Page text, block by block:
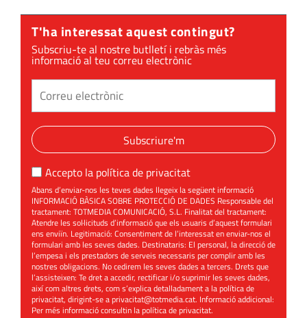
T'ha interessat aquest contingut?
Subscriu-te al nostre butlletí i rebràs més
informació al teu correu electrònic
Subscriure'm
Accepto la política de privacitat
Abans d’enviar-nos les teves dades llegeix la següent informació
INFORMACIÓ BÀSICA SOBRE PROTECCIÓ DE DADES Responsable del
tractament: TOTMEDIA COMUNICACIÓ, S.L. Finalitat del tractament:
Atendre les sol·licituds d’informació que els usuaris d’aquest formulari
ens enviïn. Legitimació: Consentiment de l’interessat en enviar-nos el
formulari amb les seves dades. Destinataris: El personal, la direcció de
l’empesa i els prestadors de serveis necessaris per complir amb les
nostres obligacions. No cedirem les seves dades a tercers. Drets que
l’assisteixen: Te dret a accedir, rectificar i/o suprimir les seves dades,
així com altres drets, com s’explica detalladament a la política de
privacitat, dirigint-se aprivacitat@totmedia.cat. Informació addicional:
Per més informació consultin lapolítica de privacitat.